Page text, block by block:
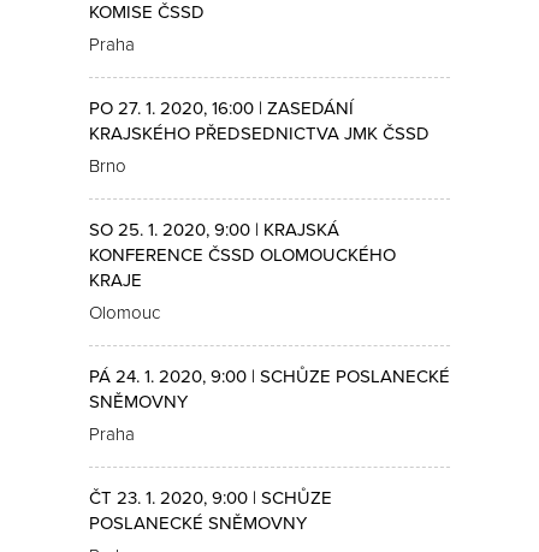
KOMISE ČSSD
Praha
PO 27. 1. 2020, 16:00 | ZASEDÁNÍ
KRAJSKÉHO PŘEDSEDNICTVA JMK ČSSD
Brno
SO 25. 1. 2020, 9:00 | KRAJSKÁ
KONFERENCE ČSSD OLOMOUCKÉHO
KRAJE
Olomouc
PÁ 24. 1. 2020, 9:00 | SCHŮZE POSLANECKÉ
SNĚMOVNY
Praha
ČT 23. 1. 2020, 9:00 | SCHŮZE
POSLANECKÉ SNĚMOVNY